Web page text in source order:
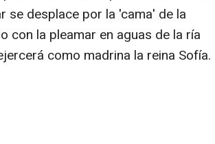
se desplace por la 'cama' de la
con la pleamar en aguas de la ría
como madrina la reina Sofía.